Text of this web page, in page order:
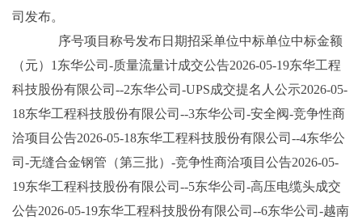
司发布。
序号项目称号发布日期招采单位中标单位中标金额
（元）1东华公司-质量流量计成交公告2026-05-19东华工程
科技股份有限公司--2东华公司-UPS成交提名人公示2026-05-
18东华工程科技股份有限公司--3东华公司-安全阀-竞争性商
洽项目公告2026-05-18东华工程科技股份有限公司--4东华公
司-无缝合金钢管（第三批）-竞争性商洽项目公告2026-05-
19东华工程科技股份有限公司--5东华公司-高压电缆头成交
公告2026-05-19东华工程科技股份有限公司--6东华公司-越南